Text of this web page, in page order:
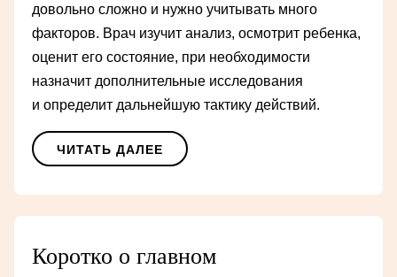
довольно сложно и нужно учитывать много
факторов. Врач изучит анализ, осмотрит ребенка,
оценит его состояние, при необходимости
назначит дополнительные исследования
и определит дальнейшую тактику действий.
ЧИТАТЬ ДАЛЕЕ
Коротко о главном